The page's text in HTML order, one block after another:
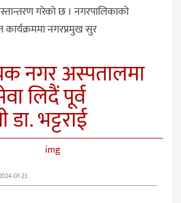
गरेको छ । नगरपालिकाको
कार्यक्रममा नगरप्रमुख सुर
नगर अस्पतालमा
लिदैं पूर्व
डा. भट्टराई
01-23